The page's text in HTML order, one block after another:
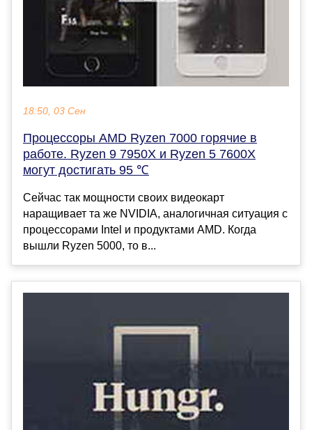
18:50, 03 Сен
Процессоры AMD Ryzen 7000 горячие в
работе. Ryzen 9 7950X и Ryzen 5 7600X
могут достигать 95 ℃
Сейчас так мощности своих видеокарт
наращивает та же NVIDIA, аналогичная ситуация с
процессорами Intel и продуктами AMD. Когда
вышли Ryzen 5000, то в...